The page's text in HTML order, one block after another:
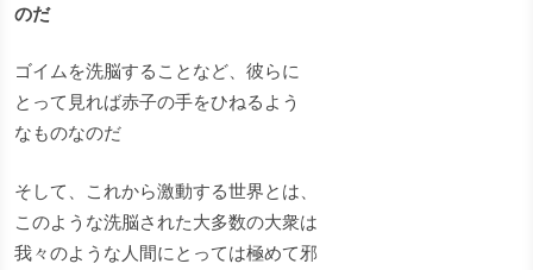
のだ
ゴイムを洗脳することなど、彼らに
とって見れば赤子の手をひねるよう
なものなのだ
そして、これから激動する世界とは、
このような洗脳された大多数の大衆は
我々のような人間にとっては極めて邪